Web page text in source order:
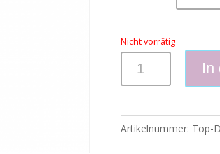
Nicht vorrätig
Sporttop
Damen
2020-
In
Artikelnummer: Top-